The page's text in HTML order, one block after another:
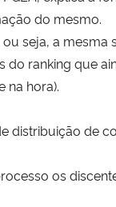
do mesmo.
seja, a
do ranking que
na hora).
distribuição de
os